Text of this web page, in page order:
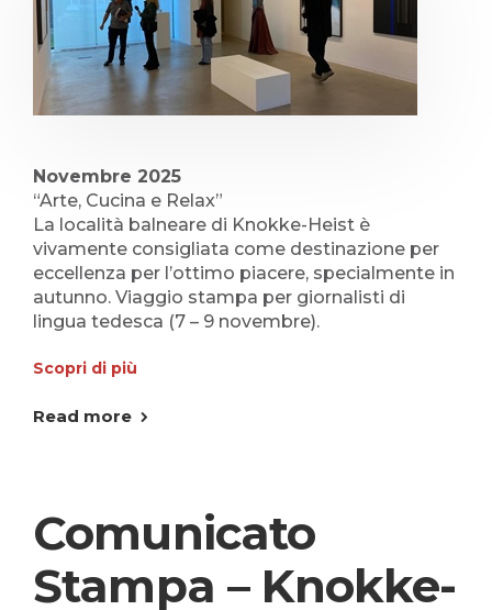
Novembre 2025
“Arte, Cucina e Relax”
La località balneare di Knokke-Heist è
vivamente consigliata come destinazione per
eccellenza per l’ottimo piacere, specialmente in
autunno. Viaggio stampa per giornalisti di
lingua tedesca (7 – 9 novembre).
Scopri di più
Read more
Comunicato
Stampa – Knokke-